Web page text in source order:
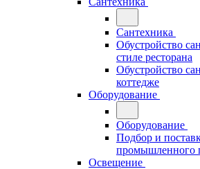
Сантехника
Обустройство
стиле ресторана
Обустройство
коттедже
Оборудование
Оборудование
Подбор и
промышленного
Освещение